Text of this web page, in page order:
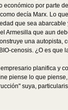
económico por parte
decía Marx. Lo
que sea
Armesilla que aun
una autopista,
cenosis. ¿O es
planifica y
piense lo que
suya,